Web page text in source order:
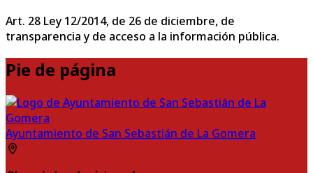
Art. 28 Ley 12/2014, de 26 de diciembre, de
transparencia y de acceso a la información pública.
Pie de página
Ayuntamiento de San Sebastián de La Gomera